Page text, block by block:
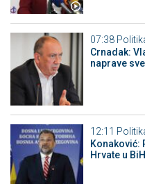
07:38
Crnadak:
naprave
12:11
Konaković:
Hrvate u BiH